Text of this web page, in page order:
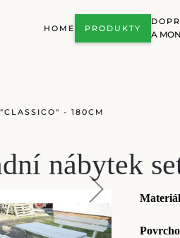
HOME PRODUKTY
A
- 180CM
nábytek